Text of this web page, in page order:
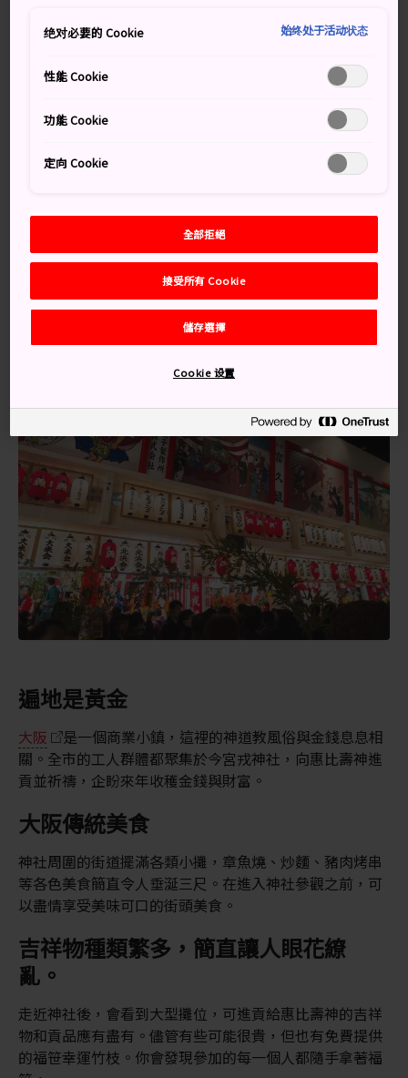
別錯過
包括 500 人遊行的節日慶典
大阪街頭小食，如章魚燒和炒麵
交通方式
可從大阪市中心和大阪車站經難波站前往今宮戎神社。
在南海難波站內的難波站，乘搭當地南海高野線，一站
後，在今宮戎站出站。往東步行 2 分鐘即可抵達神社。
遍地是黃金
大阪
是一個商業小鎮，這裡的神道教風俗與金錢息息相
關。全市的工人群體都聚集於今宮戎神社，向惠比壽神進
貢並祈禱，企盼來年收穫金錢與財富。
大阪傳統美食
神社周圍的街道擺滿各類小攤，章魚燒、炒麵、豬肉烤串
等各色美食簡直令人垂涎三尺。在進入神社參觀之前，可
以盡情享受美味可口的街頭美食。
吉祥物種類繁多，簡直讓人眼花繚
亂。
走近神社後，會看到大型攤位，可進貢給惠比壽神的吉祥
物和貢品應有盡有。儘管有些可能很貴，但也有免費提供
的福笹幸運竹枝。你會發現參加的每一個人都隨手拿著福
绝对必要的 Cookie 始终处于活动状态
性能 Cookie
功能 Cookie
定向 Cookie
全部拒絕
接受所有 Cookie
儲存選擇
Cookie 设置